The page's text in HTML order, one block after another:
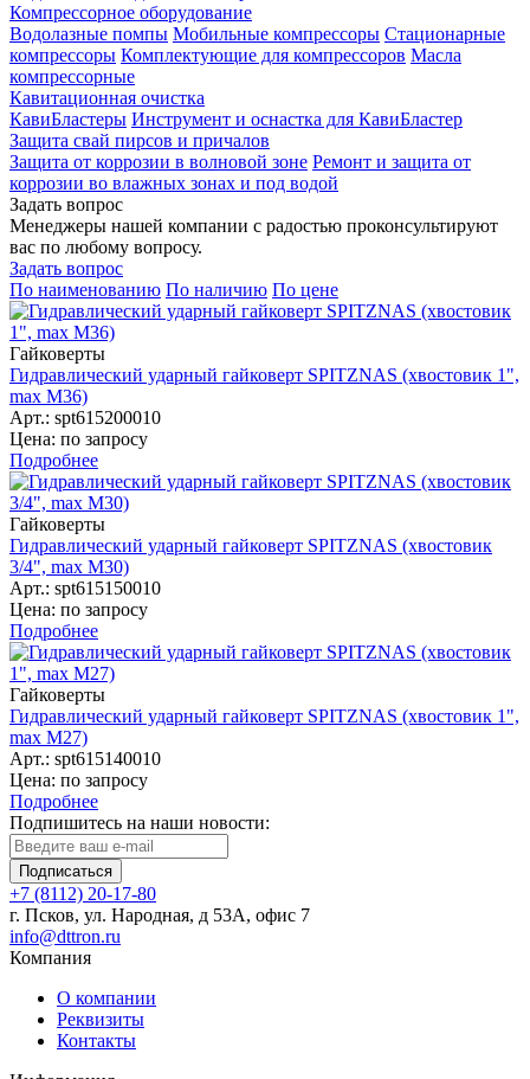
Компрессорное оборудование
Водолазные помпы Мобильные компрессоры Стационарные
компрессоры Комплектующие для компрессоров Масла
компрессорные
Кавитационная очистка
КавиБластеры Инструмент и оснастка для КавиБластер
Защита свай пирсов и причалов
Защита от коррозии в волновой зоне Ремонт и защита от
коррозии во влажных зонах и под водой
Задать вопрос
Менеджеры нашей компании с радостью проконсультируют
вас по любому вопросу.
Задать вопрос
По наименованию По наличию По цене
Гайковерты
Гидравлический ударный гайковерт SPITZNAS (хвостовик 1",
max M36)
Арт.: spt615200010
Цена: по запросу
Подробнее
Гайковерты
Гидравлический ударный гайковерт SPITZNAS (хвостовик
3/4", max M30)
Арт.: spt615150010
Цена: по запросу
Подробнее
Гайковерты
Гидравлический ударный гайковерт SPITZNAS (хвостовик 1",
max M27)
Арт.: spt615140010
Цена: по запросу
Подробнее
Подпишитесь на наши новости:
Подписаться
+7 (8112) 20-17-80
г. Псков, ул. Народная, д 53А, офис 7
info@dttron.ru
Компания
О компании
Реквизиты
Контакты